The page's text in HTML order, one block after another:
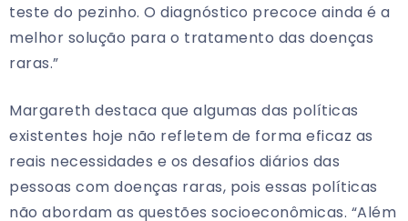
teste do pezinho. O diagnóstico precoce ainda é a
melhor solução para o tratamento das doenças
raras.”
Margareth destaca que algumas das políticas
existentes hoje não refletem de forma eficaz as
reais necessidades e os desafios diários das
pessoas com doenças raras, pois essas políticas
não abordam as questões socioeconômicas. “Além